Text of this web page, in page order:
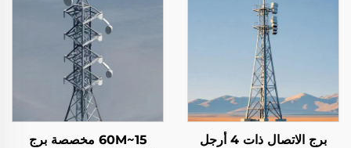
برج الاتصال ذات 4 أرجل
15~60M مخصصة برج